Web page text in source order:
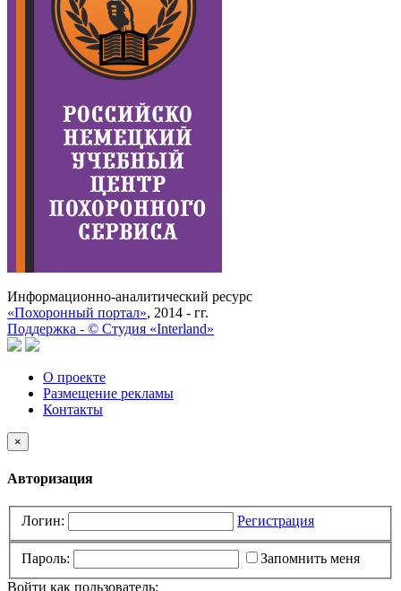
Информационно-аналитический ресурс
«Похоронный портал», 2014 - гг.
Поддержка - © Cтудия «Interland»
О проекте
Размещение рекламы
Контакты
×
Авторизация
Логин: Регистрация
Пароль:
Запомнить меня
Войти как пользователь: